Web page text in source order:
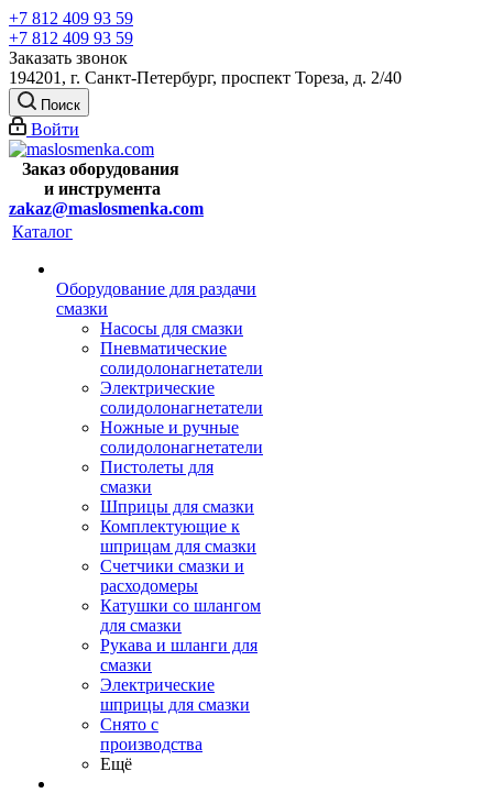
+7 812 409 93 59
+7 812 409 93 59
Заказать звонок
194201, г. Санкт-Петербург, проспект Тореза, д. 2/40
Поиск
Войти
Заказ оборудования
и инструмента
zakaz@maslosmenka.com
Каталог
Оборудование для раздачи
смазки
Насосы для смазки
Пневматические
солидолонагнетатели
Электрические
солидолонагнетатели
Ножные и ручные
солидолонагнетатели
Пистолеты для
смазки
Шприцы для смазки
Комплектующие к
шприцам для смазки
Счетчики смазки и
расходомеры
Катушки со шлангом
для смазки
Рукава и шланги для
смазки
Электрические
шприцы для смазки
Снято с
производства
Ещё